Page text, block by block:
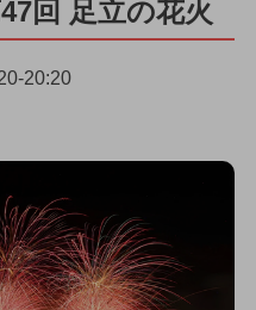
回 足立の花火
20:20